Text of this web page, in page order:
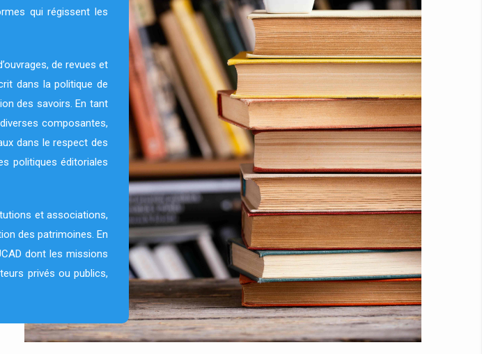
qui régissent les
de revues et
dans la politique de
des savoirs. En tant
composantes,
dans le respect des
politiques éditoriales
et associations,
des patrimoines. En
dont les missions
privés ou publics,